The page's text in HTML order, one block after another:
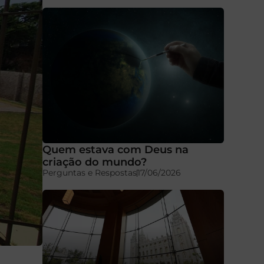
Quem estava com Deus na
criação do mundo?
Perguntas e Respostas17/06/2026